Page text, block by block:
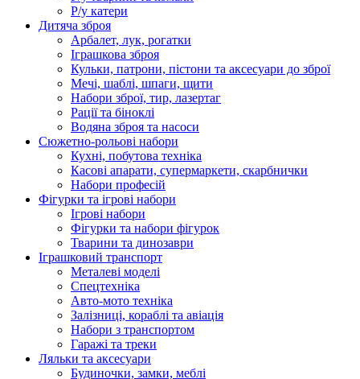
Р/у катери
Дитяча зброя
Арбалет, лук, рогатки
Іграшкова зброя
Кульки, патрони, пістони та аксесуари до зброї
Мечі, шаблі, шпаги, щити
Набори зброї, тир, лазертаг
Рації та біноклі
Водяна зброя та насоси
Сюжетно-рольові набори
Кухні, побутова техніка
Касові апарати, супермаркети, скарбнички
Набори професій
Фігурки та ігрові набори
Ігрові набори
Фігурки та набори фігурок
Тварини та динозаври
Іграшковий транспорт
Металеві моделі
Спецтехніка
Авто-мото техніка
Залізниці, кораблі та авіація
Набори з транспортом
Гаражі та треки
Ляльки та аксесуари
Будиночки, замки, меблі